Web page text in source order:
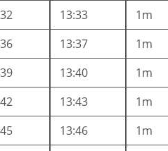
13:33 1m
13:37 1m
13:40 1m
13:43 1m
13:46 1m